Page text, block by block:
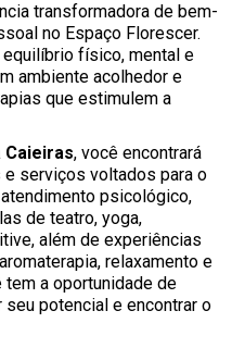
transformadora de bem-
no Espaço Florescer.
físico, mental e
ambiente acolhedor e
que estimulem a
Caieiras, você encontrará
serviços voltados para o
psicológico,
de teatro, yoga,
além de experiências
relaxamento e
tem a oportunidade de
potencial e encontrar o